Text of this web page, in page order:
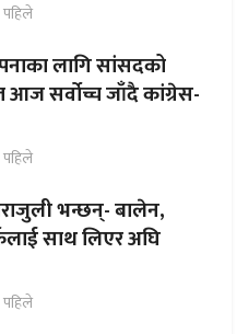
लागि सांसदको
आज सर्वोच्च जाँदै कांग्रेस-
भन्छन्- बालेन,
साथ लिएर अघि